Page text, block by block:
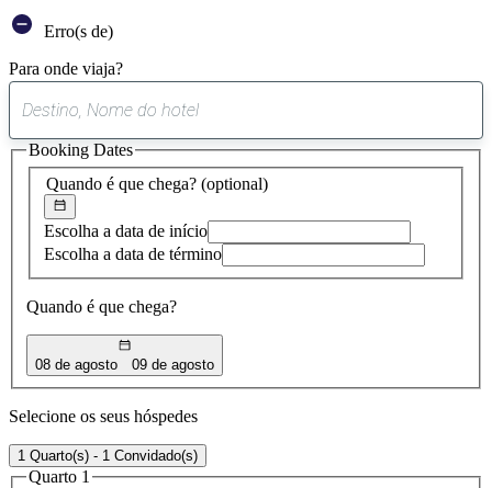
Erro(s de)
Para onde viaja?
sugestão
encontrada
Quando é que chega? (optional)
Escolha a data de início
Escolha a data de término
Quando é que chega?
08 de agosto 09 de agosto
Booking Dates
Selecione os seus hóspedes
1 Quarto(s) - 1 Convidado(s)
Quarto 1